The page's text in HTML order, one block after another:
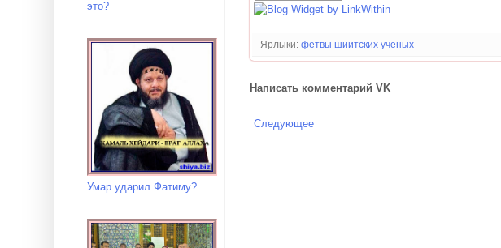
Ярлыки: фетвы шиитских ученых
Написать комментарий VK
Следующее
это?
Умар ударил Фатиму?